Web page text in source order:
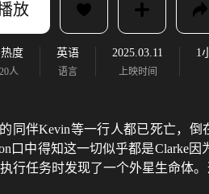
放
热度
人
英语
语言
2025.03.11
上映时间
1
同伴Kevin等一行人都已死亡，
口中得知这一切似乎都是Clarke
行任务时发现了一个外星生命体